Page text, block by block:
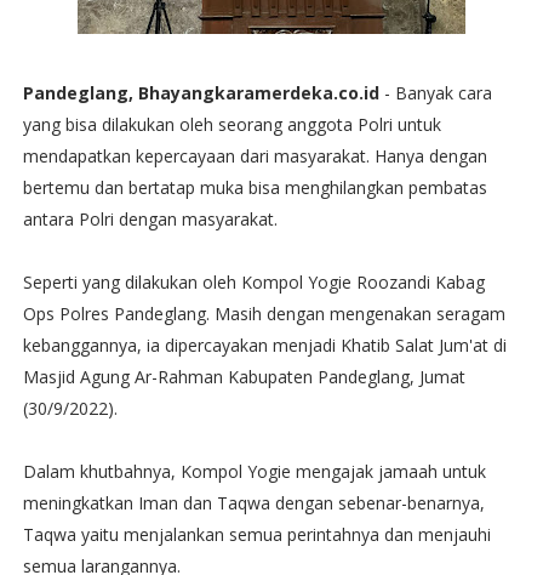
Pandeglang, Bhayangkaramerdeka.co.id- Banyak cara
yang bisa dilakukan oleh seorang anggota Polri untuk
mendapatkan kepercayaan dari masyarakat. Hanya dengan
bertemu dan bertatap muka bisa menghilangkan pembatas
antara Polri dengan masyarakat.
Seperti yang dilakukan oleh Kompol Yogie Roozandi Kabag
Ops Polres Pandeglang. Masih dengan mengenakan seragam
kebanggannya, ia dipercayakan menjadi Khatib Salat Jum'at di
Masjid Agung Ar-Rahman Kabupaten Pandeglang, Jumat
(30/9/2022).
Dalam khutbahnya, Kompol Yogie mengajak jamaah untuk
meningkatkan Iman dan Taqwa dengan sebenar-benarnya,
Taqwa yaitu menjalankan semua perintahnya dan menjauhi
semua larangannya.